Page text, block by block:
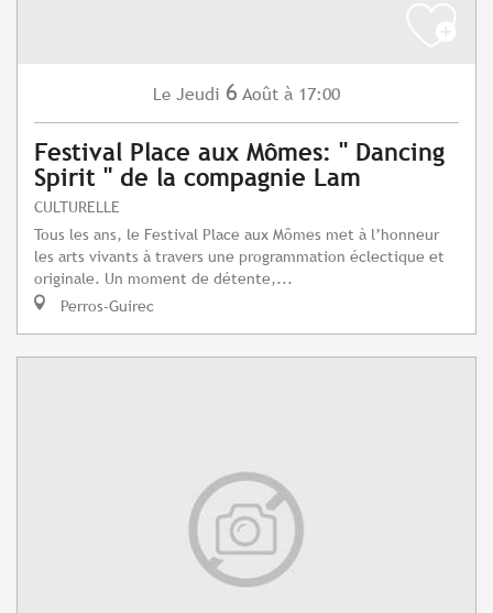
Le Jeudi 6 Août à 17:00
Festival Place aux Mômes: " Dancing
Spirit " de la compagnie Lam
CULTURELLE
Tous les ans, le Festival Place aux Mômes met à l’honneur
les arts vivants à travers une programmation éclectique et
originale. Un moment de détente,...
Perros-Guirec